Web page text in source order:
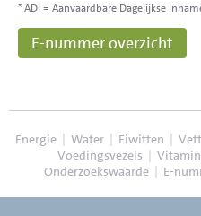
* ADI = Aanvaardbare Dagelijkse
E-nummer overzicht
Energie | Water | Eiwitten |
Voedingsvezels |
Onderzoekswaarde | E-